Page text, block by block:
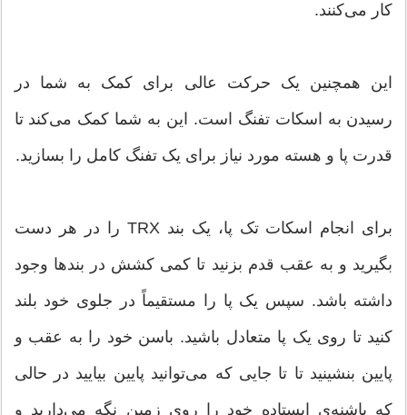
کار می‌کنند.
این همچنین یک حرکت عالی برای کمک به شما در
رسیدن به اسکات تفنگ است. این به شما کمک می‌کند تا
قدرت پا و هسته مورد نیاز برای یک تفنگ کامل را بسازید.
برای انجام اسکات تک پا، یک بند TRX را در هر دست
بگیرید و به عقب قدم بزنید تا کمی کشش در بندها وجود
داشته باشد. سپس یک پا را مستقیماً در جلوی خود بلند
کنید تا روی یک پا متعادل باشید. باسن خود را به عقب و
پایین بنشینید تا تا جایی که می‌توانید پایین بیایید در حالی
که پاشنه‌ی ایستاده خود را روی زمین نگه می‌دارید و